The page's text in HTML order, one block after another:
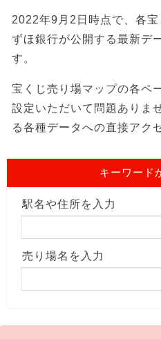
2022年9月2日時点で、各
ずほ銀行が公開する最新デ
す。
宝くじ売り場マップの各ペ
設定いただいて問題ありま
る各種データへの直接アク
キーワード
駅名や住所を入力
売り場名を入力